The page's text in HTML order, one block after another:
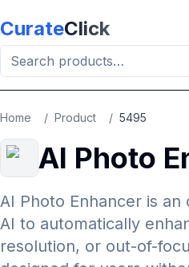
CurateClick
Home / Product / 5495
AI Photo
AI Photo Enhancer is
AI to automatically
resolution, or out-of-